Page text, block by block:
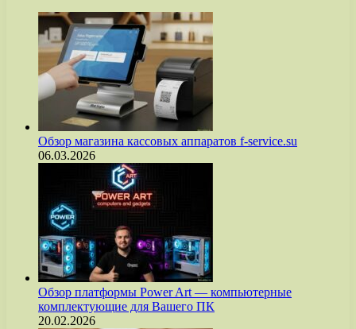
Обзор магазина кассовых аппаратов f-service.su
06.03.2026
Обзор платформы Power Art — компьютерные
комплектующие для Вашего ПК
20.02.2026